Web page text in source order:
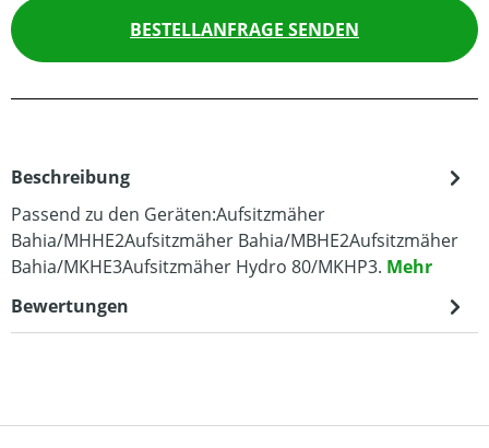
BESTELLANFRAGE SENDEN
Beschreibung
Passend zu den Geräten:Aufsitzmäher
Bahia/MHHE2Aufsitzmäher Bahia/MBHE2Aufsitzmäher
Bahia/MKHE3Aufsitzmäher Hydro 80/MKHP3. Mehr
Bewertungen